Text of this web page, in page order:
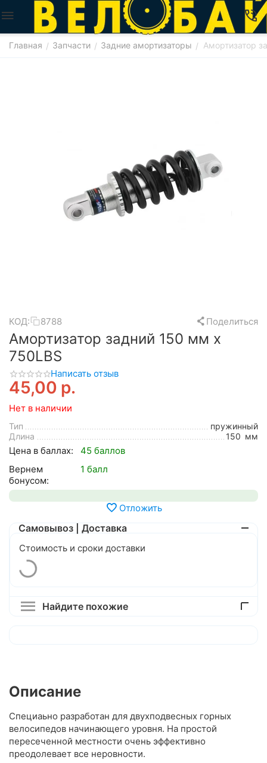
Главная / Запчасти / Задние амортизаторы / Амортизатор
КОД: 8788 Поделиться
Амортизатор задний 150 мм x
750LBS
Написать отзыв
45,00 р.
Нет в наличии
Тип
пружинный
Длина
150 мм
Цена в баллах:
45 баллов
Вернем
бонусом:
1 балл
Отложить
Самовывоз | Доставка
Стоимость и сроки доставки
Найдите похожие
Описание
Специаьно разработан для двухподвесных горных
велосипедов начинающего уровня. На простой
пересеченной местности очень эффективно
преодолевает все неровности.